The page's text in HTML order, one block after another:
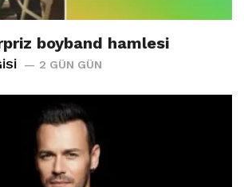
boyband hamlesi
2 GÜN GÜN